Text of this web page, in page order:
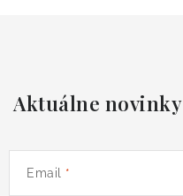
Aktuálne
Email